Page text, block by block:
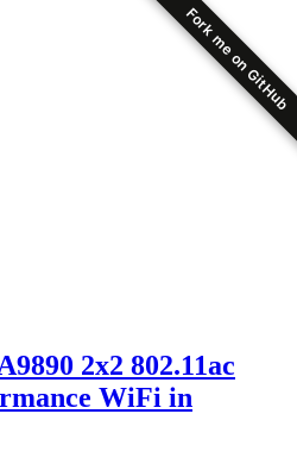
Fork me on GitHub
2x2 802.11ac
WiFi in